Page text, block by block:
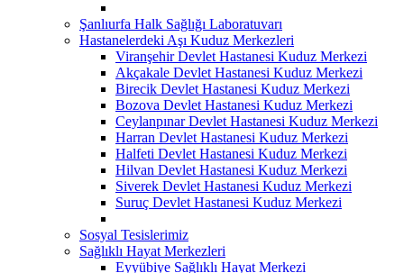
Şanlıurfa Halk Sağlığı Laboratuvarı
Hastanelerdeki Aşı Kuduz Merkezleri
Viranşehir Devlet Hastanesi Kuduz Merkezi
Akçakale Devlet Hastanesi Kuduz Merkezi
Birecik Devlet Hastanesi Kuduz Merkezi
Bozova Devlet Hastanesi Kuduz Merkezi
Ceylanpınar Devlet Hastanesi Kuduz Merkezi
Harran Devlet Hastanesi Kuduz Merkezi
Halfeti Devlet Hastanesi Kuduz Merkezi
Hilvan Devlet Hastanesi Kuduz Merkezi
Siverek Devlet Hastanesi Kuduz Merkezi
Suruç Devlet Hastanesi Kuduz Merkezi
Sosyal Tesislerimiz
Sağlıklı Hayat Merkezleri
Eyyübiye Sağlıklı Hayat Merkezi